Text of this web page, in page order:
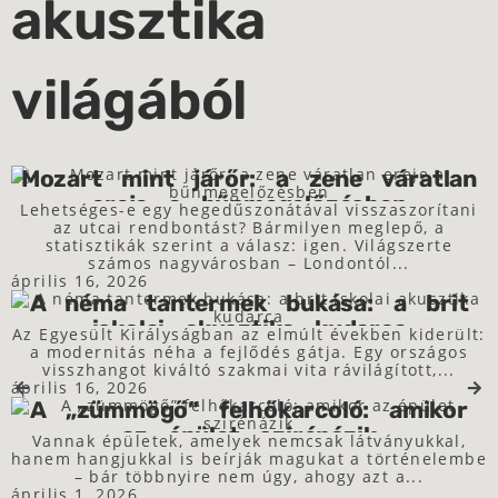
akusztika
világából
Mozart mint járőr: a zene váratlan
ereje a bűnmegelőzésben
érdekességek
Lehetséges-e egy hegedűszonátával visszaszorítani
az utcai rendbontást? Bármilyen meglepő, a
statisztikák szerint a válasz: igen. Világszerte
számos nagyvárosban – Londontól...
április 16, 2026
A néma tantermek bukása: a brit
iskolai akusztika kudarca
érdekességek
Az Egyesült Királyságban az elmúlt években kiderült:
a modernitás néha a fejlődés gátja. Egy országos
visszhangot kiváltó szakmai vita rávilágított,...
április 16, 2026
A „zümmögő” felhőkarcoló: amikor
az épület szirénázik
érdekességek
Vannak épületek, amelyek nemcsak látványukkal,
hanem hangjukkal is beírják magukat a történelembe
– bár többnyire nem úgy, ahogy azt a...